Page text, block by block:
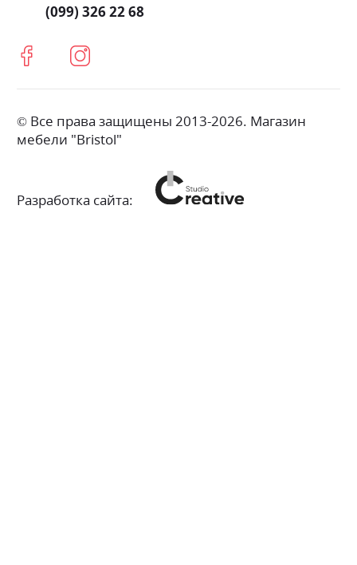
(099) 326 22 68
© Все права защищены 2013-2026. Магазин
мебели "Bristol"
Разработка сайта: